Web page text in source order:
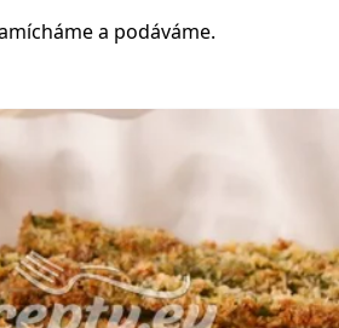
a podáváme.